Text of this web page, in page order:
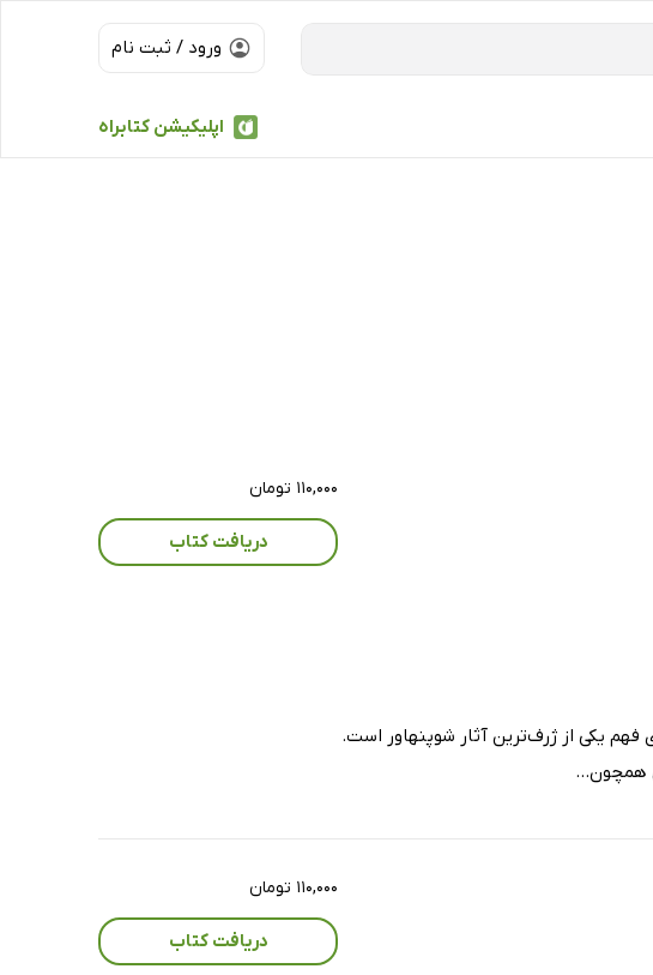
ورود / ثبت نام
اپلیکیشن کتابراه
یکی از ژرف‌ترین آثار شوپنهاور است.
همچون...
۱۱۰,۰۰۰ تومان
دریافت کتاب
۱۱۰,۰۰۰ تومان
دریافت کتاب